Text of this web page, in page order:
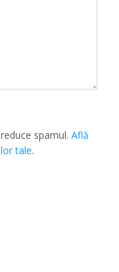
spamul.Află
tale.